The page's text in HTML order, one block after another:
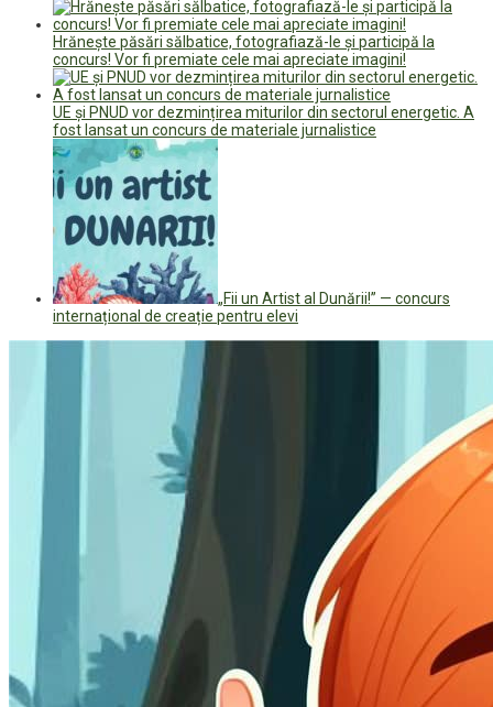
Hrănește păsări sălbatice, fotografiază-le și participă la
concurs! Vor fi premiate cele mai apreciate imagini!
UE și PNUD vor dezmințirea miturilor din sectorul energetic. A
fost lansat un concurs de materiale jurnalistice
„Fii un Artist al Dunării!” — concurs
internațional de creație pentru elevi